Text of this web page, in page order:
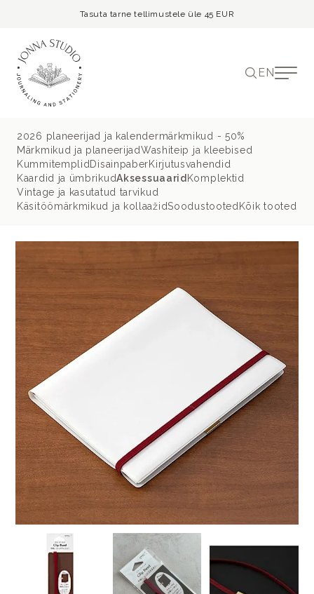
Tasuta tarne tellimustele üle 45 EUR
EN
2026 planeerijad ja kalendermärkmikud - 50%
Märkmikud ja planeerijadWashiteip ja kleebised
Kummitemplid DisainpaberKirjutusvahendid
Kaardid ja ümbrikudAksessuaarid Komplektid
Vintage ja kasutatud tarvikud
Käsitöömärkmikud ja kollaažidSoodustooted Kõik tooted